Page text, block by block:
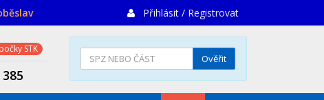
Přihlásit / Registrovat
STK
385
Ověřit